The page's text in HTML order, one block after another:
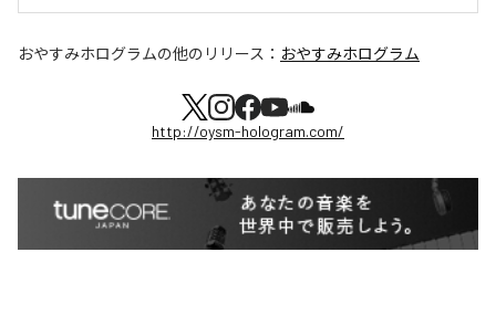
おやすみホログラムの他のリリース： おやすみホログラム
http://oysm-hologram.com/